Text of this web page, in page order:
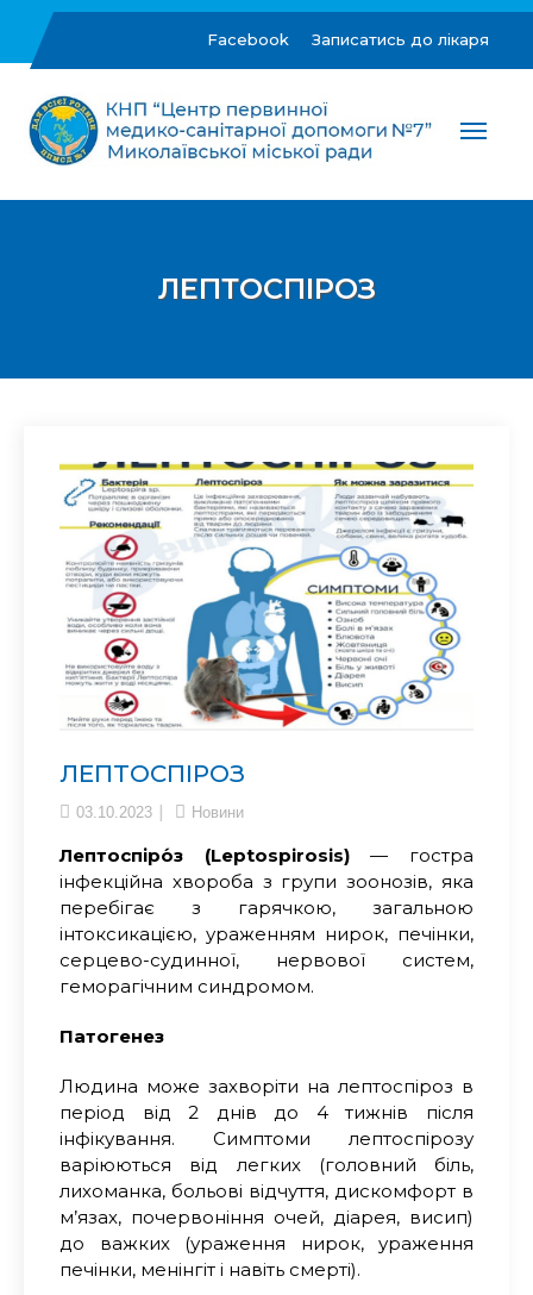
content
Facebook Записатись до лікаря
ЦПМСД №7 м.Миколаїв
первинної медико-санітарної допомоги №7"
ЛЕПТОСПІРОЗ
ЛЕПТОСПІРОЗ
03.10.2023 Новини
Лептоспіро́з (Leptospirosis)
— гостра
інфекційна хвороба з групи зоонозів, яка
перебігає з гарячкою, загальною
інтоксикацією, ураженням нирок, печінки,
серцево-судинної, нервової систем,
геморагічним синдромом.
Патогенез
Людина може захворіти на лептоспіроз в
період від 2 днів до 4 тижнів після
інфікування. Симптоми лептоспірозу
варіюються від легких (головний біль,
лихоманка, больові відчуття, дискомфорт в
м’язах, почервоніння очей, діарея, висип)
до важких (ураження нирок, ураження
печінки, менінгіт і навіть смерті).